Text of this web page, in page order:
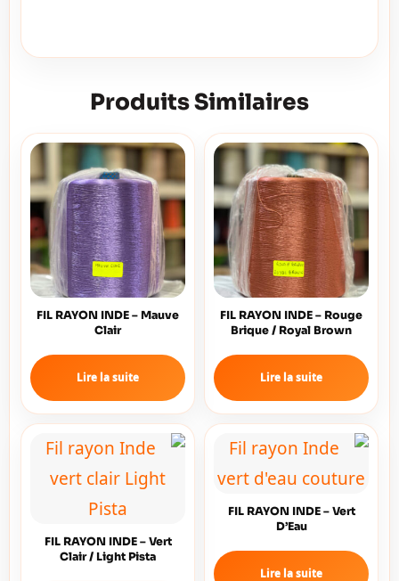
Produits Similaires
FIL RAYON INDE – Rouge
Brique / Royal Brown
Lire la suite
FIL RAYON INDE – Mauve
Clair
Lire la suite
FIL RAYON INDE – Vert
D’Eau
Lire la suite
FIL RAYON INDE – Vert
Clair / Light Pista